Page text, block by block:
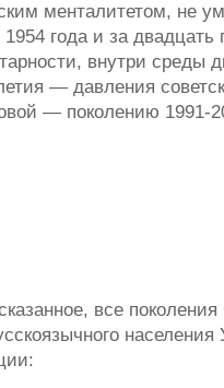
менталитетом, не
года и за двадцать
внутри среды
— давления
— поколению 1991-
все поколения